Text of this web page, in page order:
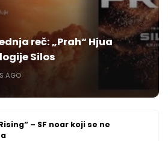
reč: „Prah“ Hjua
Silos
AGO
– SF noar koji se ne